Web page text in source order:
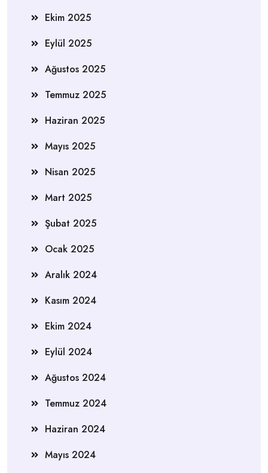
Ekim 2025
Eylül 2025
Ağustos 2025
Temmuz 2025
Haziran 2025
Mayıs 2025
Nisan 2025
Mart 2025
Şubat 2025
Ocak 2025
Aralık 2024
Kasım 2024
Ekim 2024
Eylül 2024
Ağustos 2024
Temmuz 2024
Haziran 2024
Mayıs 2024